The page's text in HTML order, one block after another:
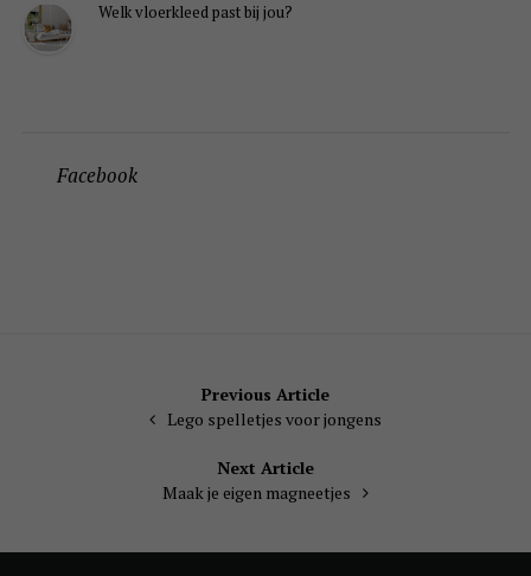
Welk vloerkleed past bij jou?
Facebook
Previous Article
Lego spelletjes voor jongens
Next Article
Maak je eigen magneetjes